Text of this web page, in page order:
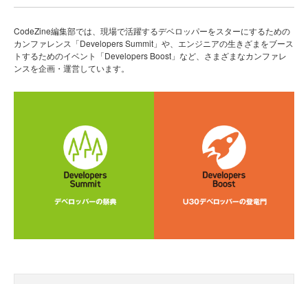
CodeZine編集部では、現場で活躍するデベロッパーをスターにするための
カンファレンス「Developers Summit」や、エンジニアの生きざまをブース
トするためのイベント「Developers Boost」など、さまざまなカンファレ
ンスを企画・運営しています。